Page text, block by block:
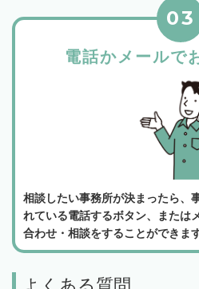
電話かメールで
03
相談したい事務所が決まったら、
れている電話するボタン、または
合わせ・相談をすることができます